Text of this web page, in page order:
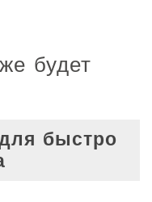
будет
быстро